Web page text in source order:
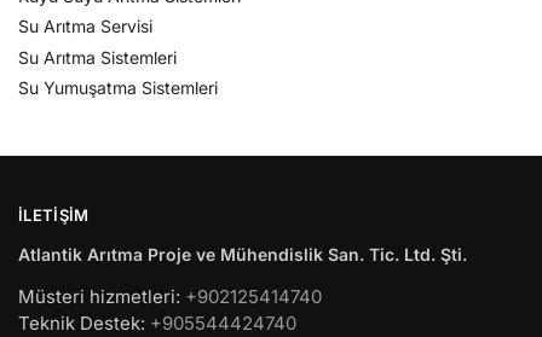
Su Arıtma Servisi
Su Arıtma Sistemleri
Su Yumuşatma Sistemleri
İLETIŞIM
Atlantik Arıtma Proje ve Mühendislik San. Tic. Ltd. Şti.
Müsteri hizmetleri: +902125414740
Teknik Destek: +905544424740